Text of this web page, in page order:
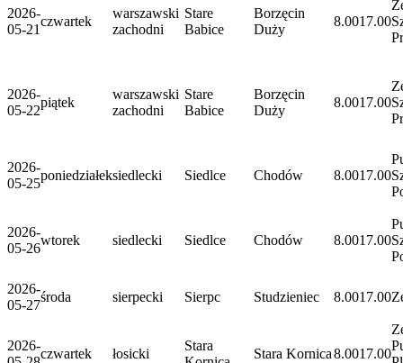
2026-
05-21
czwartek
warszawski
zachodni
Stare
Babice
Borzęcin
Duży
8.0017.00
2026-
05-22
piątek
warszawski
zachodni
Stare
Babice
Borzęcin
Duży
8.0017.00
2026-
05-25
poniedziałeksiedlecki Siedlce Chodów 8.0017.00
2026-
05-26
wtorek siedlecki Siedlce Chodów 8.0017.00
2026-
05-27
środa sierpecki Sierpc Studzieniec 8.0017.00
2026-
czwartek łosicki
Stara
Stara Kornica8.0017.00